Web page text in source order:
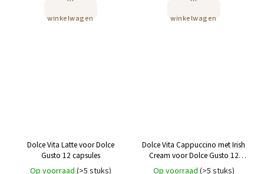
winkelwagen
winkelwagen
Dolce Vita Latte voor Dolce
Gusto 12 capsules
Op voorraad (>5 stuks)
Dolce Vita Cappuccino met Irish
Cream voor Dolce Gusto 12
capsules
Op voorraad (>5 stuks)